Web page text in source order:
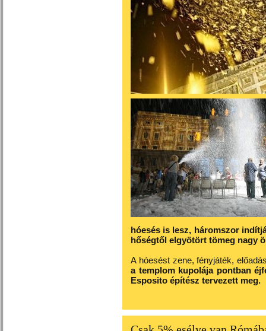
hóesés is lesz, háromszor
hőségtől elgyötört tömeg nagy
A hóesést zene, fényjáték,
a templom kupolája pontban
Esposito építész tervezett meg.